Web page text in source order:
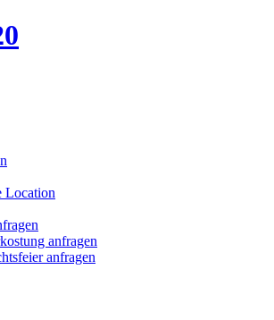
Location
anfragen
anfragen